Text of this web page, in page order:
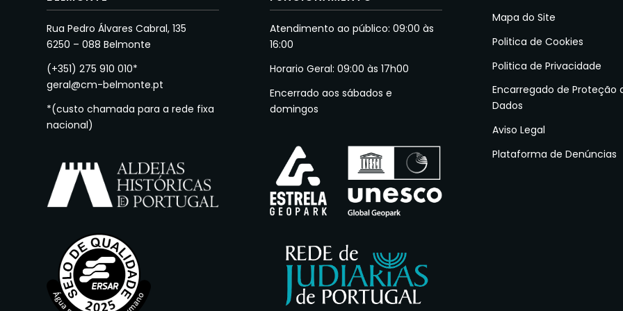
Rua Pedro Álvares Cabral, 135
6250 – 088 Belmonte
(+351) 275 910 010*
geral@cm-belmonte.pt
*(custo chamada para a rede fixa
nacional)
Atendimento ao público: 09:00 às
16:00
Horario Geral: 09:00 às 17h00
Encerrado aos sábados e
domingos
Mapa do Site
Politica de Cookies
Politica de Privacidade
Encarregado de Proteção
Dados
Aviso Legal
Plataforma de Denúncias